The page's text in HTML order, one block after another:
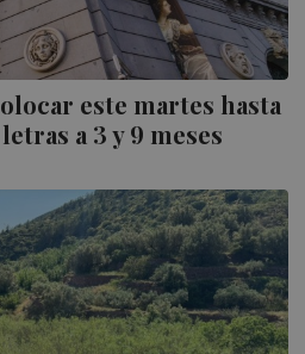
este martes hasta
a 3 y 9 meses